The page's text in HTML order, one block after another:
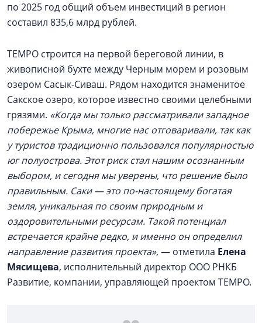
по 2025 год общий объем инвестиций в регион
составил 835,6 млрд рублей.
TEMPO строится на первой береговой линии, в
живописной бухте между Черным морем и розовым
озером Сасык-Сиваш. Рядом находится знаменитое
Сакское озеро, которое известно своими целебными
грязями. «Когда мы только рассматривали западное
побережье Крыма, многие нас отговаривали, так как
у туристов традиционно пользовался популярностью
юг полуострова. Этот риск стал нашим осознанным
выбором, и сегодня мы уверены, что решение было
правильным. Саки — это по-настоящему богатая
земля, уникальная по своим природным и
оздоровительными ресурсам. Такой потенциал
встречается крайне редко, и именно он определил
направление развития проекта», — отметила Елена
Мясищева, исполнительный директор ООО РНКБ
Развитие, компании, управляющей проектом TEMPO.